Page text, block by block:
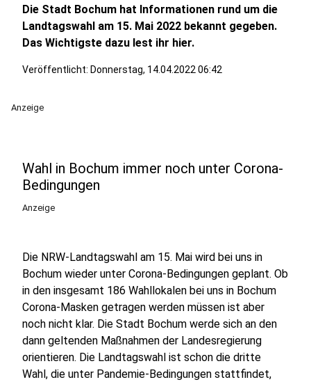
Die Stadt Bochum hat Informationen rund um die
Landtagswahl am 15. Mai 2022 bekannt gegeben.
Das Wichtigste dazu lest ihr hier.
Veröffentlicht: Donnerstag, 14.04.2022 06:42
Anzeige
Wahl in Bochum immer noch unter Corona-
Bedingungen
Anzeige
Die NRW-Landtagswahl am 15. Mai wird bei uns in
Bochum wieder unter Corona-Bedingungen geplant. Ob
in den insgesamt 186 Wahllokalen bei uns in Bochum
Corona-Masken getragen werden müssen ist aber
noch nicht klar. Die Stadt Bochum werde sich an den
dann geltenden Maßnahmen der Landesregierung
orientieren. Die Landtagswahl ist schon die dritte
Wahl, die unter Pandemie-Bedingungen stattfindet,